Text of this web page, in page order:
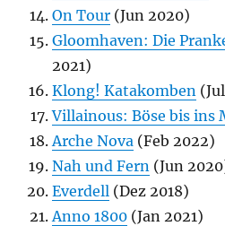
On Tour (Jun 2020)
Gloomhaven: Die
2021)
Klong! Katakomben
Villainous: Böse bis ins
Arche Nova (Feb 2022)
Nah und Fern (Jun
Everdell (Dez 2018)
Anno 1800 (Jan 2021)